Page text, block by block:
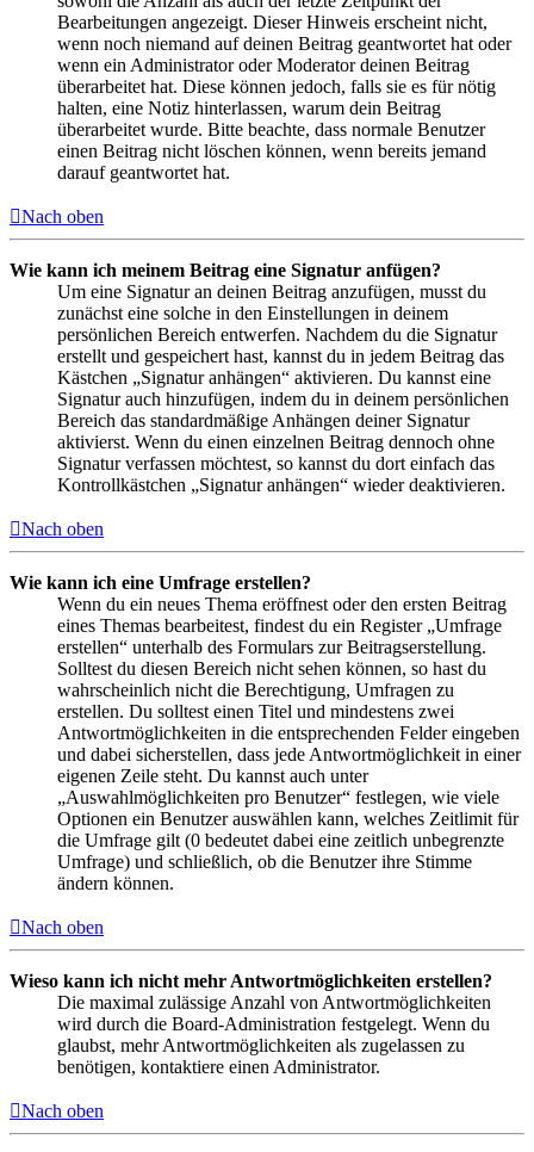
Bearbeitungen angezeigt. Dieser Hinweis erscheint nicht,
wenn noch niemand auf deinen Beitrag geantwortet hat oder
wenn ein Administrator oder Moderator deinen Beitrag
überarbeitet hat. Diese können jedoch, falls sie es für nötig
halten, eine Notiz hinterlassen, warum dein Beitrag
überarbeitet wurde. Bitte beachte, dass normale Benutzer
einen Beitrag nicht löschen können, wenn bereits jemand
darauf geantwortet hat.
Nach oben
Wie kann ich meinem Beitrag eine Signatur anfügen?
Um eine Signatur an deinen Beitrag anzufügen, musst du
zunächst eine solche in den Einstellungen in deinem
persönlichen Bereich entwerfen. Nachdem du die Signatur
erstellt und gespeichert hast, kannst du in jedem Beitrag das
Kästchen „Signatur anhängen“ aktivieren. Du kannst eine
Signatur auch hinzufügen, indem du in deinem persönlichen
Bereich das standardmäßige Anhängen deiner Signatur
aktivierst. Wenn du einen einzelnen Beitrag dennoch ohne
Signatur verfassen möchtest, so kannst du dort einfach das
Kontrollkästchen „Signatur anhängen“ wieder deaktivieren.
Nach oben
Wie kann ich eine Umfrage erstellen?
Wenn du ein neues Thema eröffnest oder den ersten Beitrag
eines Themas bearbeitest, findest du ein Register „Umfrage
erstellen“ unterhalb des Formulars zur Beitragserstellung.
Solltest du diesen Bereich nicht sehen können, so hast du
wahrscheinlich nicht die Berechtigung, Umfragen zu
erstellen. Du solltest einen Titel und mindestens zwei
Antwortmöglichkeiten in die entsprechenden Felder eingeben
und dabei sicherstellen, dass jede Antwortmöglichkeit in einer
eigenen Zeile steht. Du kannst auch unter
„Auswahlmöglichkeiten pro Benutzer“ festlegen, wie viele
Optionen ein Benutzer auswählen kann, welches Zeitlimit für
die Umfrage gilt (0 bedeutet dabei eine zeitlich unbegrenzte
Umfrage) und schließlich, ob die Benutzer ihre Stimme
ändern können.
Nach oben
Wieso kann ich nicht mehr Antwortmöglichkeiten erstellen?
Die maximal zulässige Anzahl von Antwortmöglichkeiten
wird durch die Board-Administration festgelegt. Wenn du
glaubst, mehr Antwortmöglichkeiten als zugelassen zu
benötigen, kontaktiere einen Administrator.
Nach oben